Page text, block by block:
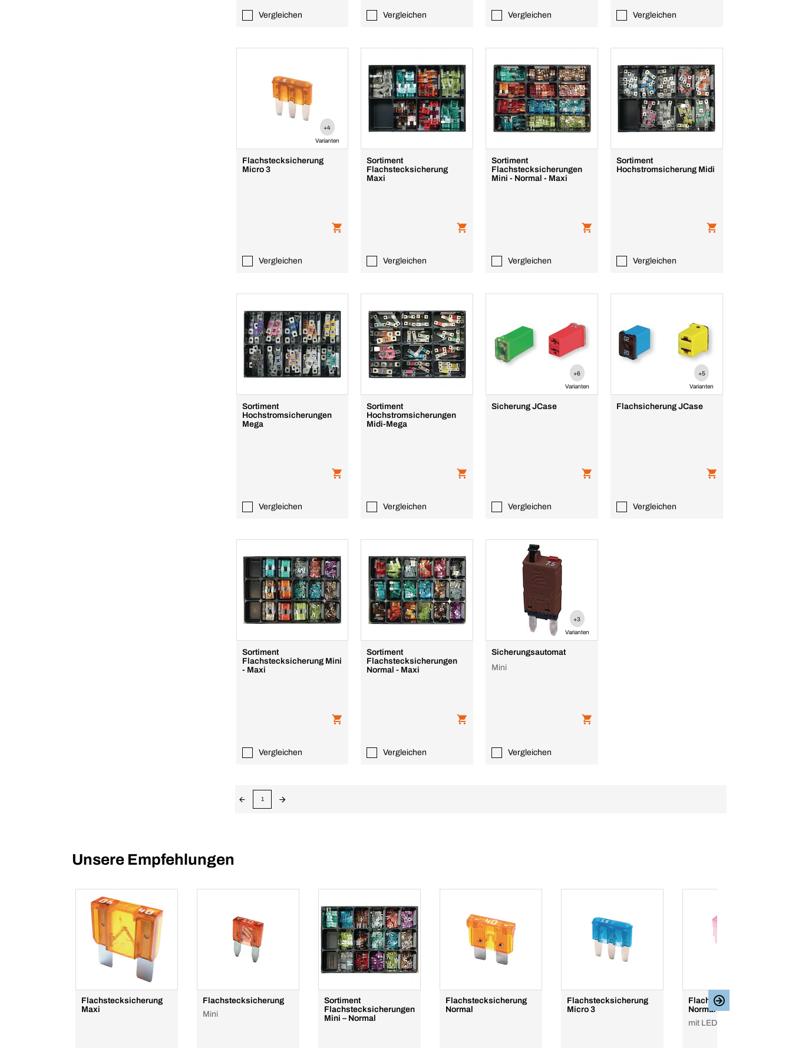
Vergleichen Vergleichen Vergleichen Vergleichen
+4
Varianten
Flachstecksicherung
Micro 3
Vergleichen
Sortiment
Flachstecksicherung
Maxi
Vergleichen
Sortiment
Flachstecksicherungen
Mini - Normal - Maxi
Vergleichen
Sortiment
Hochstromsicherung Midi
Vergleichen
Sortiment
Hochstromsicherungen
Mega
Vergleichen
Sortiment
Hochstromsicherungen
Midi-Mega
Vergleichen
+6
Varianten
Sicherung JCase
Vergleichen
+5
Varianten
Flachsicherung JCase
Vergleichen
Sortiment
Flachstecksicherung Mini
- Maxi
Vergleichen
Sortiment
Flachstecksicherungen
Normal - Maxi
Vergleichen
+3
Varianten
Sicherungsautomat
Mini
Vergleichen
1
Unsere Empfehlungen
Flachstecksicherung
Maxi
Flachstecksicherung
Mini
Sortiment
Flachstecksicherungen
Mini – Normal
Flachstecksicherung
Normal
Flachstecksicherung
Micro 3
Flachstecksicherung
Normal
mit LED